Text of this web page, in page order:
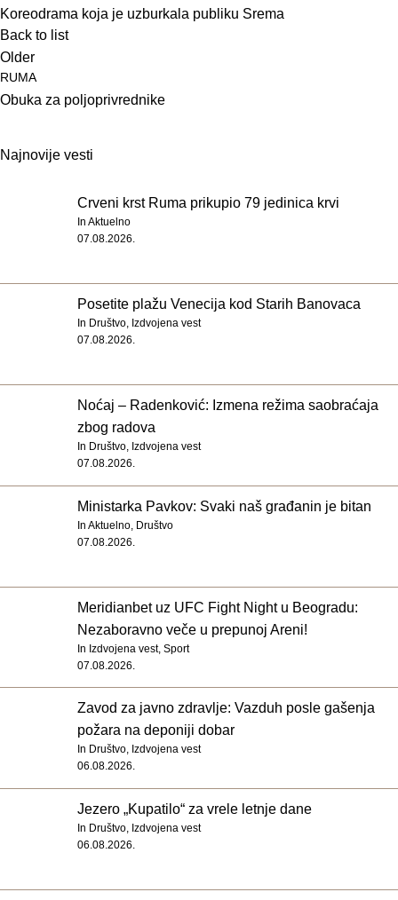
Koreodrama koja je uzburkala publiku Srema
Back to list
Older
RUMA
Obuka za poljoprivrednike
Najnovije vesti
Crveni krst Ruma prikupio 79 jedinica krvi
In Aktuelno
07.08.2026.
Posetite plažu Venecija kod Starih Banovaca
In Društvo, Izdvojena vest
07.08.2026.
Noćaj – Radenković: Izmena režima saobraćaja
zbog radova
In Društvo, Izdvojena vest
07.08.2026.
Ministarka Pavkov: Svaki naš građanin je bitan
In Aktuelno Društvo
07.08.2026.
Meridianbet uz UFC Fight Night u Beogradu:
Nezaboravno veče u prepunoj Areni!
In Izdvojena vest, Sport
07.08.2026.
Zavod za javno zdravlje: Vazduh posle gašenja
požara na deponiji dobar
In Društvo, Izdvojena vest
06.08.2026.
Jezero „Kupatilo“ za vrele letnje dane
In Društvo, Izdvojena vest
06.08.2026.